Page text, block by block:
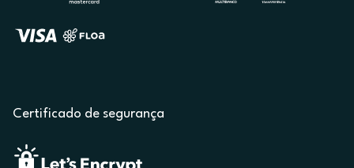
Certificado de segurança